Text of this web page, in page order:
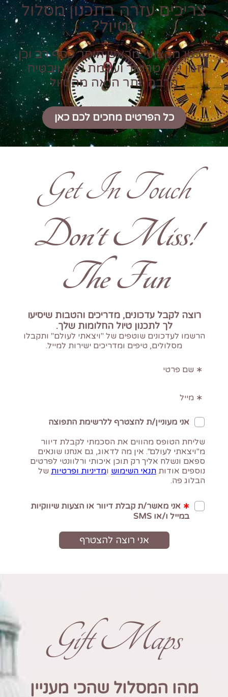
צריכים עזרה בתכנון מסלול
לטיול?
תכנון מקצועי מראש חוסך כסף רב וכן
זמן יקר טרטור ועוגמת נפש ויבטיח
הרבה יותר הנאה מהטיול
כל הפרטים מחכים לכם כאן
Get In Touch
!Don't Miss
The Fun
Gift Maps
מהו המסלול שהכי מעניין